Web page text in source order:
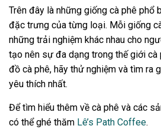
Trên đây là những giống cà phê phổ
đặc trưng của từng loại. Mỗi giống
những trải nghiệm khác nhau cho
tạo nên sự đa dạng trong thế giới cà
đồ cà phê, hãy thử nghiệm và tìm ra
yêu thích nhất.
Để tìm hiểu thêm về cà phê và các
có thể ghé thăm Lê’s Path Coffee.